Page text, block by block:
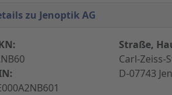
zu Jenoptik AG
Straße,
Carl-Zeiss-
D-07743